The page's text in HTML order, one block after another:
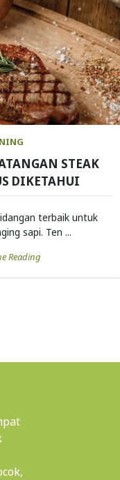
STEAK
DIKETAHUI
terbaik untuk
sapi. Ten ...
Reading